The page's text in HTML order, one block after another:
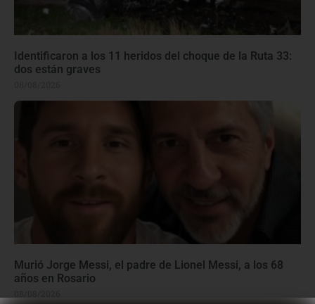
Identificaron a los 11 heridos del choque de la Ruta 33:
dos están graves
Murió Jorge Messi, el padre de Lionel Messi, a los 68
años en Rosario